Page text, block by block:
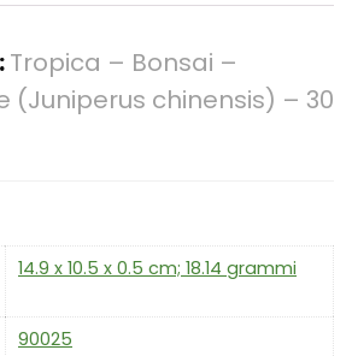
Tropica – Bonsai –
(Juniperus chinensis) – 30
‎14.9 x 10.5 x 0.5 cm; 18.14 grammi
‎90025